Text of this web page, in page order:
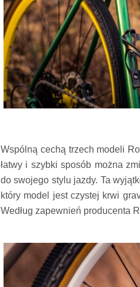
Wspólną cechą trzech modeli
łatwy i szybki sposób można
do swojego stylu jazdy. Ta
który model jest czystej krwi
Według zapewnień producenta